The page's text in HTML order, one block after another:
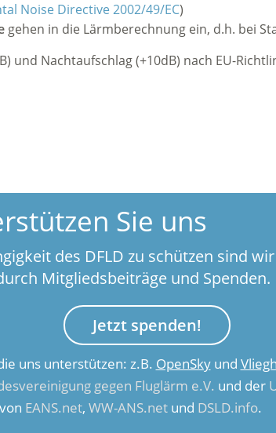
Noise Directive 2002/49/EC)
gehen in die Lärmberechnung ein, d.h. bei
und Nachtaufschlag (+10dB) nach EU-
Sie uns
des DFLD zu schützen sind
Mitgliedsbeiträge und Spenden.
Jetzt spenden!
uns unterstützen: z.B. OpenSkyund
gegen Fluglärm e.V. und der
EANS.net, WW-ANS.net und DSLD.info.